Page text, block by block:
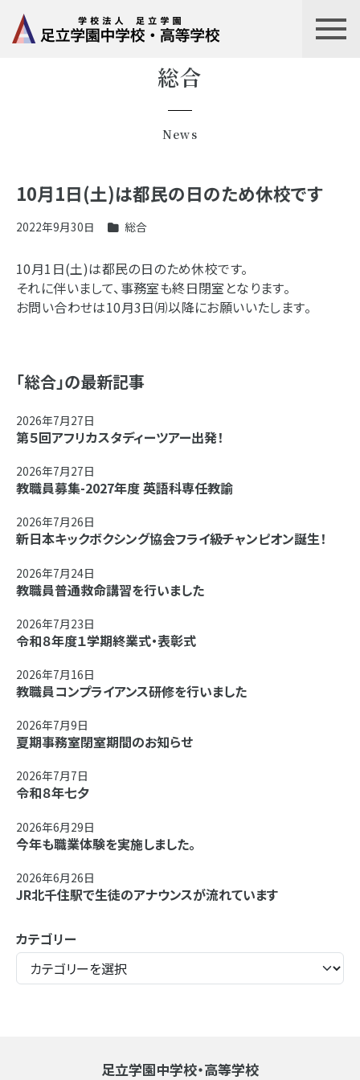
総合
News
10月1日(土)は都民の日のため休校です
2022年9月30日 総合
10月1日(土)は都民の日のため休校です。
それに伴いまして、事務室も終日閉室となります。
お問い合わせは10月3日㈪以降にお願いいたします。
「総合」の最新記事
2026年7月27日
第５回アフリカスタディーツアー出発！
2026年7月27日
教職員募集-2027年度 英語科専任教諭
2026年7月26日
新日本キックボクシング協会フライ級チャンピオン誕生！
2026年7月24日
教職員普通救命講習を行いました
2026年7月23日
令和８年度１学期終業式・表彰式
2026年7月16日
教職員コンプライアンス研修を行いました
2026年7月9日
夏期事務室閉室期間のお知らせ
2026年7月7日
令和８年七夕
2026年6月29日
今年も職業体験を実施しました。
2026年6月26日
JR北千住駅で生徒のアナウンスが流れています
カテゴリー
足立学園中学校・高等学校